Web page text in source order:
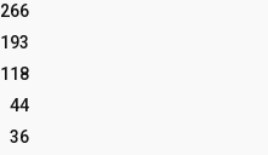
266
193
118
44
36